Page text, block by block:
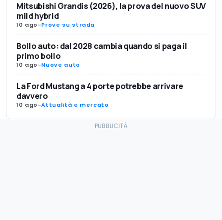
Mitsubishi Grandis (2026), la prova del nuovo SUV
mild hybrid
10 ago-Prove su strada
Bollo auto: dal 2028 cambia quando si paga il
primo bollo
10 ago-Nuove auto
La Ford Mustang a 4 porte potrebbe arrivare
davvero
10 ago-Attualità e mercato